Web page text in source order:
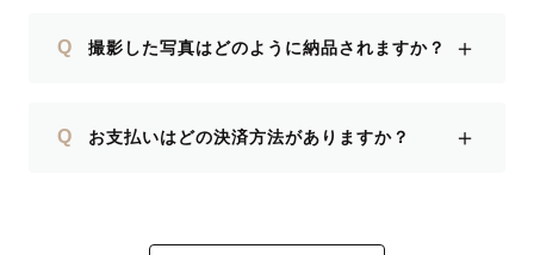
Q 撮影した写真はどのように納品されますか？ ＋
Q お支払いはどの決済方法がありますか？ ＋